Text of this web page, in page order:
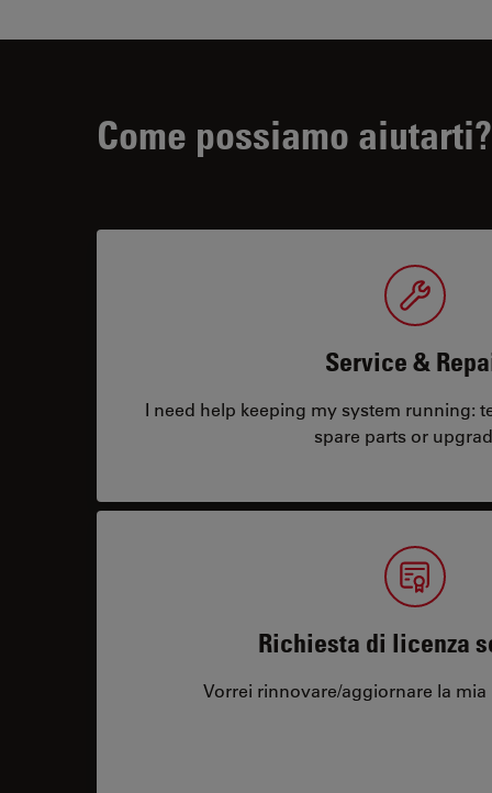
Come possiamo aiutarti?
Service &
I need help keeping my system running:
spare parts or
Richiesta di licenza
Vorrei rinnovare/aggiornare la mia